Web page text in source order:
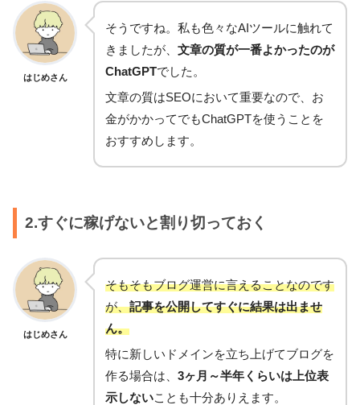
はじめさん
そうですね。私も色々なAIツールに触れて
きましたが、 文章の質が一番よかったのが
ChatGPTでした。
文章の質はSEOにおいて重要なので、お
金がかかってでもChatGPTを使うことを
おすすめします。
2.すぐに稼げないと割り切っておく
はじめさん
そもそもブログ運営に言えることなのです
が、記事を公開してすぐに結果は出ませ
ん。
特に新しいドメインを立ち上げてブログを
作る場合は、 3ヶ月～半年くらいは上位表
示しないことも十分ありえます。